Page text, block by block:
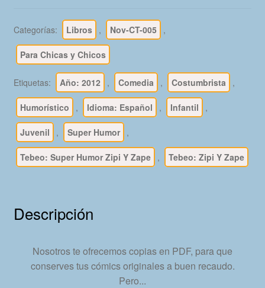
-
Salvat
Colección
Completa
61
Libros
En
Formato
Descarga
cantidad
Categorías: Libros , Nov-CT-005 ,
Para Chicas y Chicos
Etiquetas: Año: 2012 , Comedia , Costumbrista ,
Humorístico , Idioma: Español , Infantil ,
Juvenil , Super Humor ,
Tebeo: Super Humor Zipi Y Zape , Tebeo: Zipi Y Zape
Descripción
Nosotros te ofrecemos copias en PDF, para que
conserves tus cómics originales a buen recaudo.
Pero...